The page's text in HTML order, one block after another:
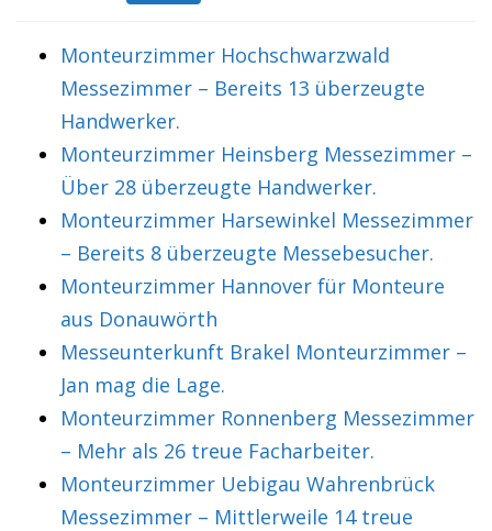
Monteurzimmer Hochschwarzwald
Messezimmer – Bereits 13 überzeugte
Handwerker.
Monteurzimmer Heinsberg Messezimmer –
Über 28 überzeugte Handwerker.
Monteurzimmer Harsewinkel Messezimmer
– Bereits 8 überzeugte Messebesucher.
Monteurzimmer Hannover für Monteure
aus Donauwörth
Messeunterkunft Brakel Monteurzimmer –
Jan mag die Lage.
Monteurzimmer Ronnenberg Messezimmer
– Mehr als 26 treue Facharbeiter.
Monteurzimmer Uebigau Wahrenbrück
Messezimmer – Mittlerweile 14 treue